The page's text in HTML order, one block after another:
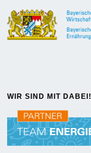
WIR SIND MIT DABEI!